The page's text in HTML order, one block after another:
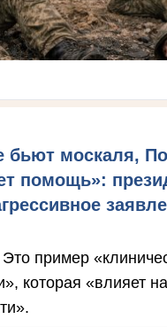
бьют москаля,
помощь»:
пример
которая «влияет